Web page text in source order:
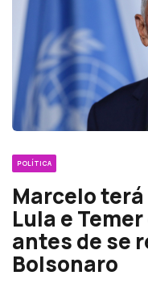
POLÍTICA
Marcelo
Lula e
antes de se
Bolsonaro